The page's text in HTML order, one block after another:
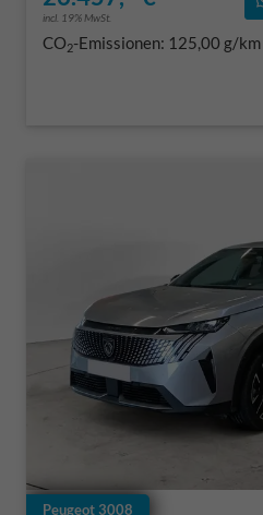
incl. 19% MwSt.
CO2-Emissionen: 125,00 g/km
Peugeot 3008